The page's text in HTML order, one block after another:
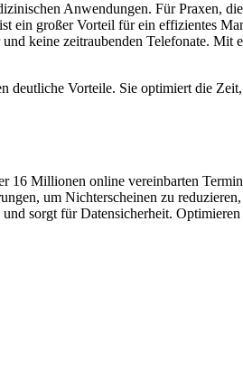
Anwendungen. Für Praxen,
ein großer Vorteil für ein effizientes
keine zeitraubenden Telefonate. Mit
Vorteile. Sie optimiert die
16 Millionen online vereinbarten
um Nichterscheinen zu
sorgt für Datensicherheit.